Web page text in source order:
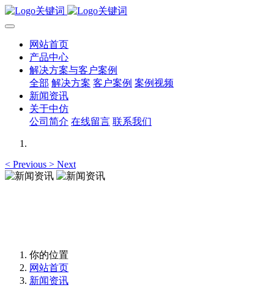
网站首页
产品中心
解决方案与客户案例
全部 解决方案 客户案例 案例视频
新闻资讯
关于中仿
公司简介 在线留言 联系我们
< Previous > Next
你的位置
网站首页
新闻资讯